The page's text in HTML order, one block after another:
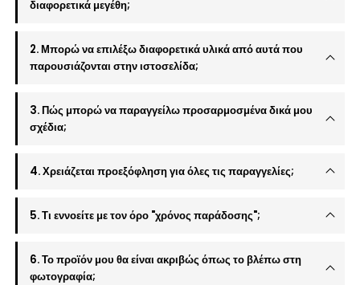
διαφορετικά μεγέθη;
2. Μπορώ να επιλέξω διαφορετικά υλικά από αυτά που
παρουσιάζονται στην ιστοσελίδα;
3. Πώς μπορώ να παραγγείλω προσαρμοσμένα δικά μου
σχέδια;
4. Χρειάζεται προεξόφληση για όλες τις παραγγελίες;
5. Τι εννοείτε με τον όρο "χρόνος παράδοσης";
6. Το προϊόν μου θα είναι ακριβώς όπως το βλέπω στη
φωτογραφία;